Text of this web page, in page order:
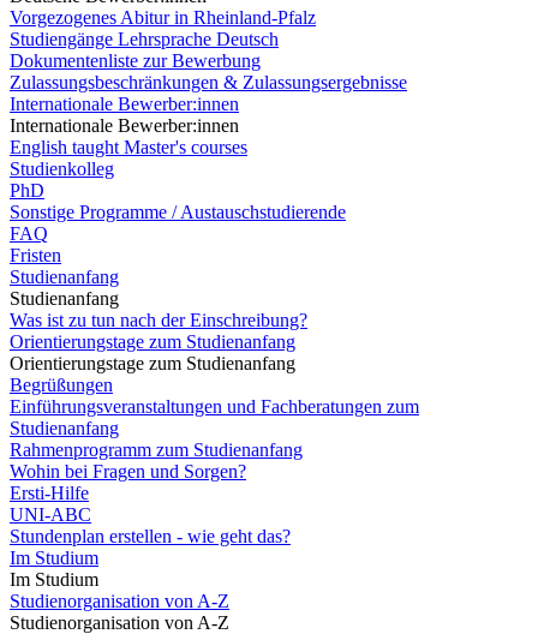
Vorgezogenes Abitur in Rheinland-Pfalz
Studiengänge Lehrsprache Deutsch
Dokumentenliste zur Bewerbung
Zulassungsbeschränkungen & Zulassungsergebnisse
Internationale Bewerber:innen
Internationale Bewerber:innen
English taught Master's courses
Studienkolleg
PhD
Sonstige Programme / Austauschstudierende
FAQ
Fristen
Studienanfang
Studienanfang
Was ist zu tun nach der Einschreibung?
Orientierungstage zum Studienanfang
Orientierungstage zum Studienanfang
Begrüßungen
Einführungsveranstaltungen und Fachberatungen zum
Studienanfang
Rahmenprogramm zum Studienanfang
Wohin bei Fragen und Sorgen?
Ersti-Hilfe
UNI-ABC
Stundenplan erstellen - wie geht das?
Im Studium
Im Studium
Studienorganisation von A-Z
Studienorganisation von A-Z